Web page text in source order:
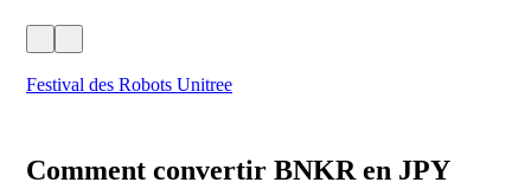
Festival des Robots Unitree
Comment convertir BNKR en JPY